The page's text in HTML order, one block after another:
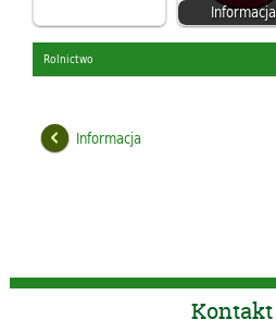
Informacja
Rolnictwo
Informacja
Kontakt